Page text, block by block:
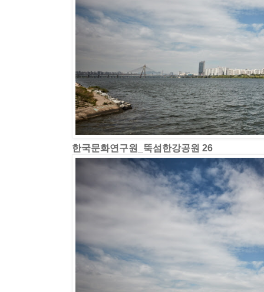
한국문화연구원_뚝섬한강공원 26